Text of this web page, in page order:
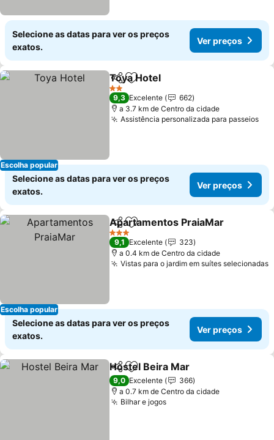
Selecione as datas para ver os preços
exatos.
Ver preços
Escolha popular
PartilharAdicionar aos favoritos
Toya Hotel
2 Estrelas
9,3 Excelente
662
a 3.7 km de Centro da cidade
Assistência personalizada para passeios
Selecione as datas para ver os preços
exatos.
Ver preços
Escolha popular
PartilharAdicionar aos favoritos
Apartamentos PraiaMar
3 Estrelas
9,1 Excelente
323
a 0.4 km de Centro da cidade
Vistas para o jardim em suítes selecionadas
Selecione as datas para ver os preços
exatos.
Ver preços
PartilharAdicionar aos favoritos
Hostel Beira Mar
9,0 Excelente
366
a 0.7 km de Centro da cidade
Bilhar e jogosVer preços